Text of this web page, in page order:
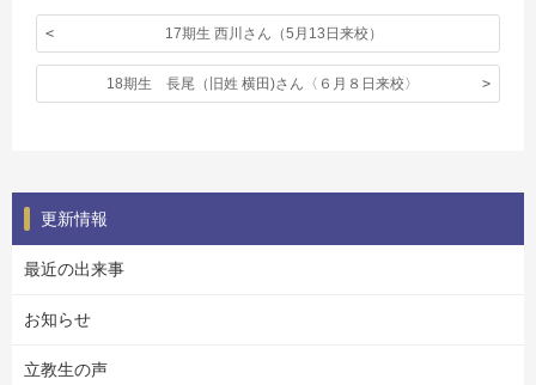
17期生 西川さん（5月13日来校）
18期生 長尾（旧姓 横田)さん〈６月８日来校〉
更新情報
最近の出来事
お知らせ
立教生の声